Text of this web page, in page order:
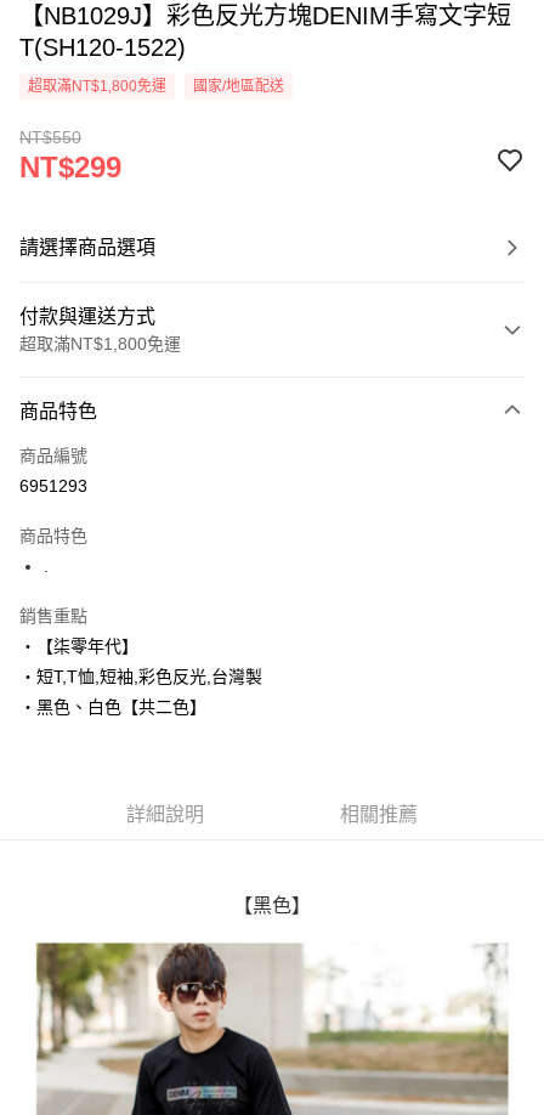
【NB1029J】彩色反光方塊DENIM手寫文字短
T(SH120-1522)
超取滿NT$1,800免運 國家/地區配送
NT$550
NT$299
請選擇商品選項
付款與運送方式
超取滿NT$1,800免運
信用卡一次付款
超商取貨付款
街口支付
悠遊付
Google Pay
AFTEE先享後付是「在收到商品之後才付款」的支付方式。 讓您購物簡單
３．安心：先確認商品／服務後，再付款。
【「AFTEE先享後付」結帳流程】
１．於結帳方式選擇「AFTEE先享後付」後，將跳轉至「AFTEE先享後付」
結帳頁面，進行簡訊認證並確認金額後，即可完成結帳。
２．訂單成立數日內，您將收到繳費通知簡訊。
３．收到繳費通知簡訊後14天內，點擊此簡訊中的連結，可透過四大超商／
ATM／網路銀行／等多元方式進行付款，方視為交易完成。
※ 請注意：結帳手續完成當下不需立刻繳費，但若您需要取消訂單，請聯絡
購買商品的店家。未經商家同意取消之訂單仍視為有效，需透過AFTEE先享
每筆NT$80，滿NT$1,800(含以上)免運費
先付款後全家取貨
每筆NT$80，滿NT$1,800(含以上)免運費
7-11付款取貨
每筆NT$80，滿NT$1,800(含以上)免運費
商品特色
商品編號
6951293
商品特色
銷售重點
‧【柒零年代】
‧短T,T恤,短袖,彩色反光,台灣製
‧黑色、白色【共二色】
詳細說明 相關推薦
【黑色】